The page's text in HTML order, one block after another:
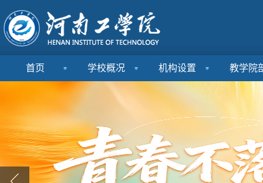
首页 学校概况 机构设置 教学院